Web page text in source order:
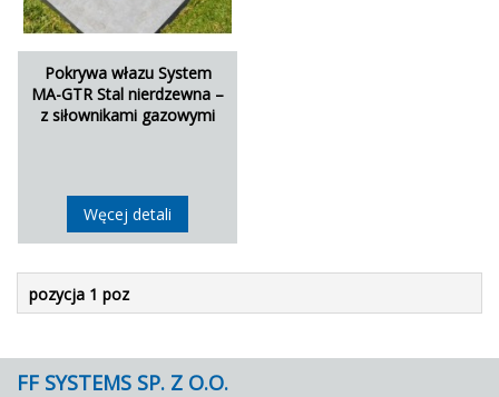
Pokrywa włazu System
MA-GTR Stal nierdzewna –
z siłownikami gazowymi
Węcej detali
pozycja 1 poz
FF SYSTEMS SP. Z O.O.